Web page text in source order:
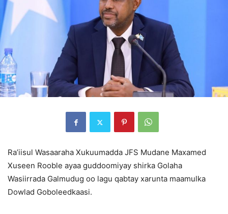
Ra’iisul Wasaaraha Xukuumadda JFS Mudane Maxamed
Xuseen Rooble ayaa guddoomiyay shirka Golaha
Wasiirrada Galmudug oo lagu qabtay xarunta maamulka
Dowlad Goboleedkaasi.